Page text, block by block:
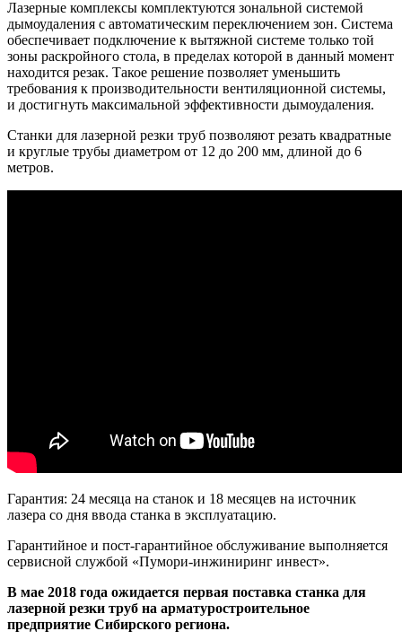
Лазерные комплексы комплектуются зональной системой
дымоудаления с автоматическим переключением зон. Система
обеспечивает подключение к вытяжной системе только той
зоны раскройного стола, в пределах которой в данный момент
находится резак. Такое решение позволяет уменьшить
требования к производительности вентиляционной системы,
и достигнуть максимальной эффективности дымоудаления.
Станки для лазерной резки труб позволяют резать квадратные
и круглые трубы диаметром от 12 до 200 мм, длиной до 6
метров.
Гарантия: 24 месяца на станок и 18 месяцев на источник
лазера со дня ввода станка в эксплуатацию.
Гарантийное и пост-гарантийное обслуживание выполняется
сервисной службой «Пумори-инжиниринг инвест».
В мае 2018 года ожидается первая поставка станка для
лазерной резки труб на арматуростроительное
предприятие Сибирского региона.